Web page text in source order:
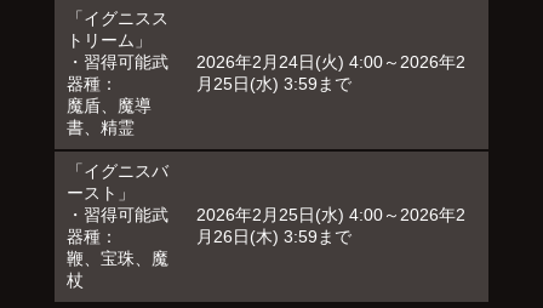
「イグニスス
トリーム」
・習得可能武
器種：
魔盾、魔導
書、精霊
2026年2月24日(火) 4:00～2026年2
月25日(水) 3:59まで
「イグニスバ
ースト」
・習得可能武
器種：
鞭、宝珠、魔
杖
2026年2月25日(水) 4:00～2026年2
月26日(木) 3:59まで